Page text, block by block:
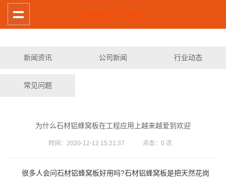
新闻资讯 公司新闻 行业动态
常见问题
为什么石材铝蜂窝板在工程应用上越来越爱到欢迎
时间：2020-12-12 15:21:37 点击： 0 次
很多人会问石材铝蜂窝板好用吗?石材铝蜂窝板是把天然花岗